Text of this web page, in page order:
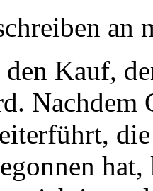
den Kauf,
Nachdem